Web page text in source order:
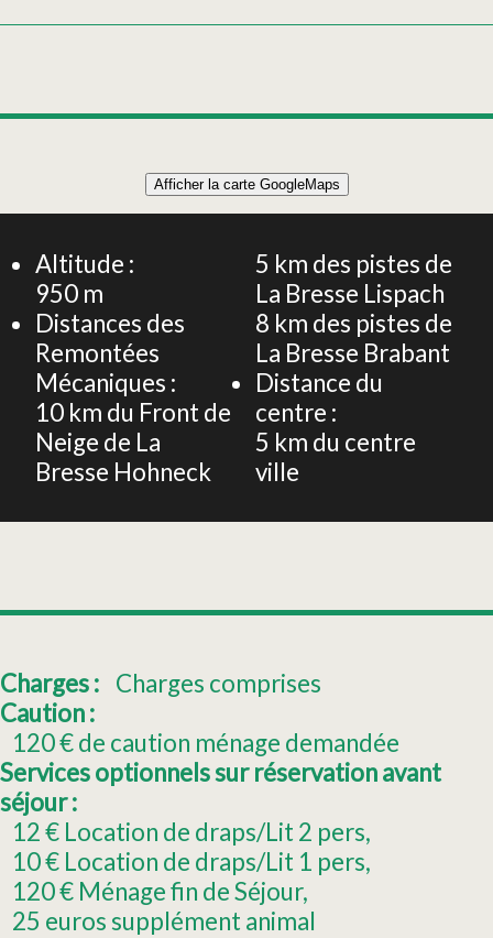
Chalet 10 personnes - Les Champis - Sauna et vue sur
les montagnes
Afficher la carte GoogleMaps
Altitude :
950 m
Distances des
Remontées
Mécaniques :
10 km du Front de
Neige de La
Bresse Hohneck
5 km des pistes de
La Bresse Lispach
8 km des pistes de
La Bresse Brabant
Distance du
centre :
5 km du centre
ville
Charges : Charges comprises
Caution :
120€ de caution ménage demandée
Services optionnels sur réservation avant
séjour :
12€ Location de draps/Lit 2 pers
10€ Location de draps/Lit 1 pers
120€ Ménage fin de Séjour
25 euros supplément animal